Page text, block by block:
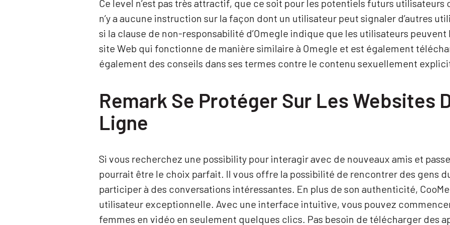
Ce level n’est pas très attractif, que ce soit pour les potentiels futurs utilisateurs
n’y a aucune instruction sur la façon dont un utilisateur peut signaler d’autres
si la clause de non-responsabilité d’Omegle indique que les utilisateurs
site Web qui fonctionne de manière similaire à Omegle et est également
également des conseils dans ses termes contre le contenu sexuellement
Remark Se Protéger Sur Les Websites
Ligne
Si vous recherchez une possibility pour interagir avec de nouveaux amis et
pourrait être le choix parfait. Il vous offre la possibilité de rencontrer des gens
participer à des conversations intéressantes. En plus de son authenticité,
utilisateur exceptionnelle. Avec une interface intuitive, vous pouvez
femmes en vidéo en seulement quelques clics. Pas besoin de télécharger des